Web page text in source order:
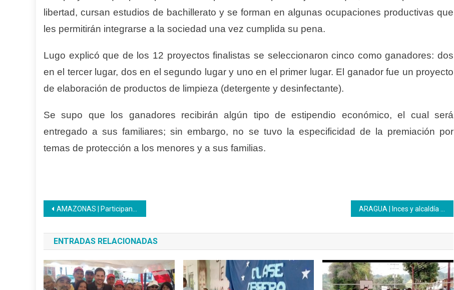
libertad, cursan estudios de bachillerato y se forman en algunas ocupaciones productivas que
les permitirán integrarse a la sociedad una vez cumplida su pena.
Lugo explicó que de los 12 proyectos finalistas se seleccionaron cinco como ganadores: dos
en el tercer lugar, dos en el segundo lugar y uno en el primer lugar. El ganador fue un proyecto
de elaboración de productos de limpieza (detergente y desinfectante).
Se supo que los ganadores recibirán algún tipo de estipendio económico, el cual será
entregado a sus familiares; sin embargo, no se tuvo la especificidad de la premiación por
temas de protección a los menores y a sus familias.
Navegación
de
entradas
AMAZONAS | Participantes se forman en nuevas unidades curriculares
ENTRADAS RELACIONADAS